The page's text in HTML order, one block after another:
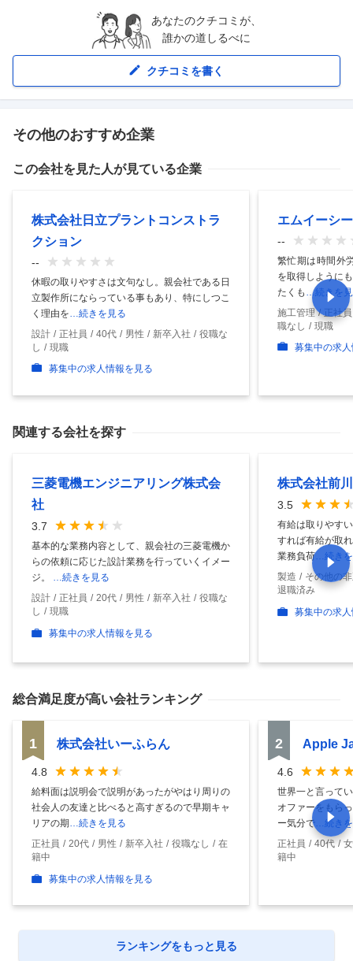
あなたのクチコミが、
誰かの道しるべに
クチコミを書く
その他のおすすめ企業
この会社を見た人が見ている企業
株式会社日立プラントコンストラ
クション
--
休暇の取りやすさは文句なし。親会社である日
立製作所にならっている事もあり、特にしつこ
く理由を…続きを見る
設計
正社員 40代 男性 新卒入社
役職な
し
現職
募集中の求人情報を見る
エムイーシ
--
繁忙期は時間外
を取得しように
たくも …続きを
施工管理
正社員
職なし
現職
募集中の求
関連する会社を探す
三菱電機エンジニアリング株式会
社
3.7
基本的な業務内容として、親会社の三菱電機か
らの依頼に応じた設計業務を行っていくイメー
ジ。 …続きを見る
設計
正社員 20代 男性 新卒入社
役職な
し
現職
募集中の求人情報を見る
株式会社前
3.5
有給は取りやす
すれば有給が取
業務負荷…続き
製造
その他の
退職済み
募集中の求
総合満足度が高い会社ランキング
1 株式会社いーふらん
4.8
給料面は説明会で説明があったがやはり周りの
社会人の友達と比べると高すぎるので早期キャ
リアの期…続きを見る
正社員
20代 男性 新卒入社 役職なし
在
籍中
募集中の求人情報を見る
2 Apple
4.6
世界一と言って
オファーをもら
ー気分で…続き
正社員
40代
籍中
ランキングをもっと見る